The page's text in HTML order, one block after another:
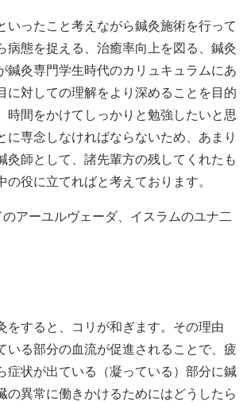
ったこと考えながら鍼灸施術を行って
態を捉える、治癒率向上を図る、鍼灸
灸専門学生時代のカリュキュラムにあ
に対しての理解をより深めることを目的
間をかけてしっかりと勉強したいと思
専念しなければならないため、あまり
師として、諸先輩方の残してくれたも
役に立てればと考えております。
アーユルヴェーダ、イスラムのユナ二
すると、コリが和ぎます。その理由
る部分の血流が促進されることで、疲
状が出ている（凝っている）部分に鍼
異常に働きかけるためにはどうしたら